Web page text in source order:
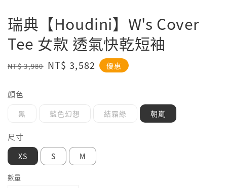
瑞典【Houdini】W's Cover
Tee 女款 透氣快乾短袖
Regular
NT$ 3,980 Sale
NT$ 3,582 優惠
顏色
黑 藍色幻想 結霜綠 朝嵐
尺寸
XS S M
數量